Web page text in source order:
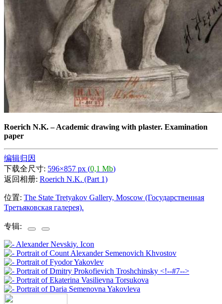
Roerich N.K.–Academic drawing with plaster. Examination
paper
编辑归因
下载全尺寸: 596×857 px (0,1 Mb)
返回相册: Roerich N.K. (Part 1)
位置: The State Tretyakov Gallery, Moscow (Государственная
Третьяковская галерея).
专辑: